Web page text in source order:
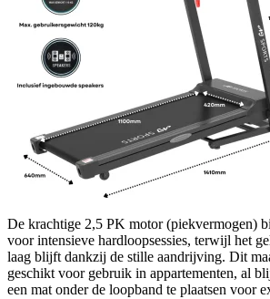
De krachtige 2,5 PK motor (piekvermogen)
voor intensieve hardloopsessies, terwijl het
laag blijft dankzij de stille aandrijving. Dit
geschikt voor gebruik in appartementen, al
een mat onder de loopband te plaatsen voor